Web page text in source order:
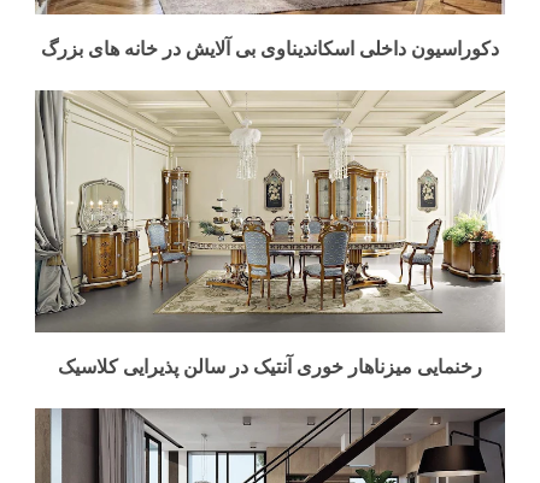
دکوراسیون داخلی اسکاندیناوی بی آلایش در خانه های بزرگ
رخنمایی میزناهار خوری آنتیک در سالن پذیرایی کلاسیک